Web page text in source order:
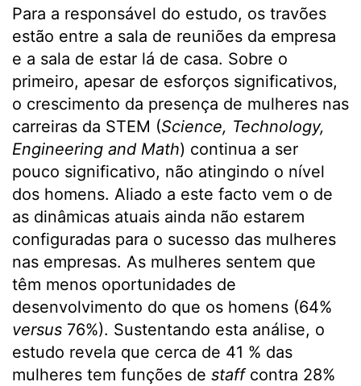
Para a responsável do estudo, os travões
estão entre a sala de reuniões da empresa
e a sala de estar lá de casa. Sobre o
primeiro, apesar de esforços significativos,
o crescimento da presença de mulheres nas
carreiras da STEM (Science, Technology,
Engineering and Math) continua a ser
pouco significativo, não atingindo o nível
dos homens. Aliado a este facto vem o de
as dinâmicas atuais ainda não estarem
configuradas para o sucesso das mulheres
nas empresas. As mulheres sentem que
têm menos oportunidades de
desenvolvimento do que os homens (64%
versus 76%). Sustentando esta análise, o
estudo revela que cerca de 41 % das
mulheres tem funções de staffcontra 28%